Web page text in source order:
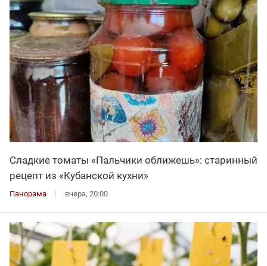
Сладкие томаты «Пальчики оближешь»: старинный
рецепт из «Кубанской кухни»
Панорама вчера, 20:00